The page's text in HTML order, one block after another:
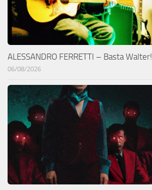
ALESSANDRO FERRETTI – Basta Walter!
06/08/2026